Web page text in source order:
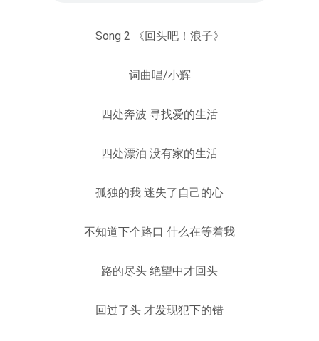
Song 2 《回头吧！浪子》
词曲唱/小辉
四处奔波 寻找爱的生活
四处漂泊 没有家的生活
孤独的我 迷失了自己的心
不知道下个路口 什么在等着我
路的尽头 绝望中才回头
回过了头 才发现犯下的错